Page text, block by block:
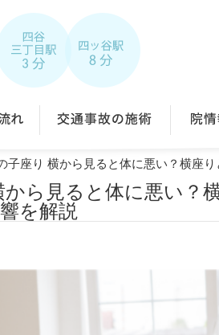
子座り 横から見ると体に悪い？横座
ら見ると体に悪い？
を解説